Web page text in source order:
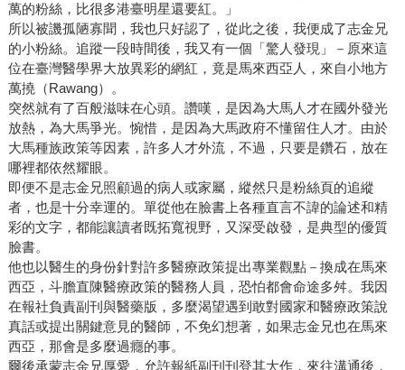
萬的粉絲，比很多港臺明星還要紅。」
所以被譏孤陋寡聞，我也只好認了，從此之後，我便成了志金兄
的小粉絲。追蹤一段時間後，我又有一個「驚人發現」－原來這
位在臺灣醫學界大放異彩的網紅，竟是馬來西亞人，來自小地方
萬撓（Rawang）。
突然就有了百般滋味在心頭。讚嘆，是因為大馬人才在國外發光
放熱，為大馬爭光。惋惜，是因為大馬政府不懂留住人才。由於
大馬種族政策等因素，許多人才外流，不過，只要是鑽石，放在
哪裡都依然耀眼。
即便不是志金兄照顧過的病人或家屬，縱然只是粉絲頁的追縱
者，也是十分幸運的。單從他在臉書上各種直言不諱的論述和精
彩的文字，都能讓讀者既拓寬視野，又深受啟發，是典型的優質
臉書。
他也以醫生的身份針對許多醫療政策提出專業觀點－換成在馬來
西亞，斗膽直陳醫療政策的醫務人員，恐怕都會命途多舛。我因
在報社負責副刊與醫藥版，多麼渴望遇到敢對國家和醫療政策說
真話或提出關鍵意見的醫師，不免幻想著，如果志金兄也在馬來
西亞，那會是多麼過癮的事。
爾後承蒙志金兄厚愛，允許報紙副刊刊登其大作，來往溝通後，